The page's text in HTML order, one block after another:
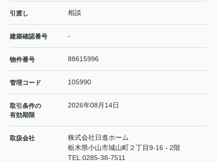
引渡し 相談
建築確認番号 -
物件番号 88615996
管理コード 105990
取引条件の
有効期限
2026年08月14日
取扱会社
株式会社日進ホーム
栃木県小山市城山町２丁目9-16 - 2階
TEL:0285-38-7511